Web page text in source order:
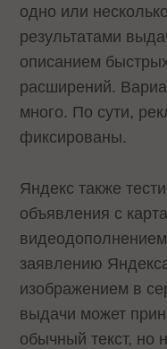
одно или
результатами
описанием
расширений.
много. По сути,
фиксированы.
Яндекс также
объявления с
заявлению
изображением в
выдачи может
обычный текст, но